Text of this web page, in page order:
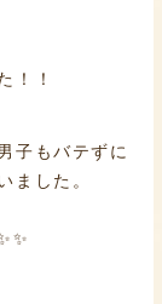
！！
子もバテずに
ました。